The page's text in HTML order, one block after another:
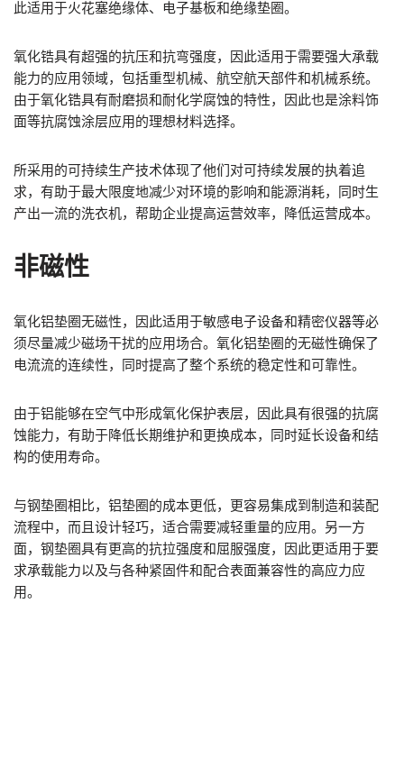
此适用于火花塞绝缘体、电子基板和绝缘垫圈。
氧化锆具有超强的抗压和抗弯强度，因此适用于需要强大承载
能力的应用领域，包括重型机械、航空航天部件和机械系统。
由于氧化锆具有耐磨损和耐化学腐蚀的特性，因此也是涂料饰
面等抗腐蚀涂层应用的理想材料选择。
所采用的可持续生产技术体现了他们对可持续发展的执着追
求，有助于最大限度地减少对环境的影响和能源消耗，同时生
产出一流的洗衣机，帮助企业提高运营效率，降低运营成本。
非磁性
氧化铝垫圈无磁性，因此适用于敏感电子设备和精密仪器等必
须尽量减少磁场干扰的应用场合。氧化铝垫圈的无磁性确保了
电流流的连续性，同时提高了整个系统的稳定性和可靠性。
由于铝能够在空气中形成氧化保护表层，因此具有很强的抗腐
蚀能力，有助于降低长期维护和更换成本，同时延长设备和结
构的使用寿命。
与钢垫圈相比，铝垫圈的成本更低，更容易集成到制造和装配
流程中，而且设计轻巧，适合需要减轻重量的应用。另一方
面，钢垫圈具有更高的抗拉强度和屈服强度，因此更适用于要
求承载能力以及与各种紧固件和配合表面兼容性的高应力应
用。